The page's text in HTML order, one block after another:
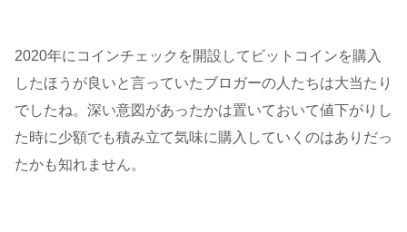
2020年にコインチェックを開設してビットコインを購入
したほうが良いと言っていたブロガーの人たちは大当たり
でしたね。深い意図があったかは置いておいて値下がりし
た時に少額でも積み立て気味に購入していくのはありだっ
たかも知れません。